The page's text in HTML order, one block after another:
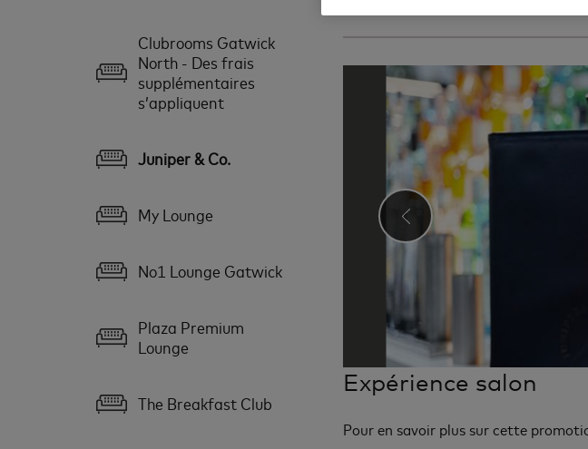
Clubrooms Gatwick
North - Des frais
supplémentaires
s’appliquent
Juniper & Co.
My Lounge
No1 Lounge Gatwick
Plaza Premium
Lounge
The Breakfast Club
‹
Expérience salon
Pour en savoir plus sur cette